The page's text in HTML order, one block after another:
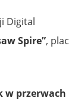
Digital
Spire”, plac
w przerwach